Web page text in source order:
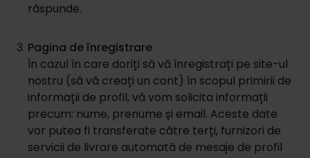
răspunde.
Pagina de înregistrare
În cazul în care doriți să vă înregistrați pe site-ul
nostru (să vă creați un cont) în scopul primirii de
informații de profil, vă vom solicita informații
precum: nume, prenume și email. Aceste date
vor putea fi transferate către terți, furnizori de
servicii de livrare automată de mesaje de profil